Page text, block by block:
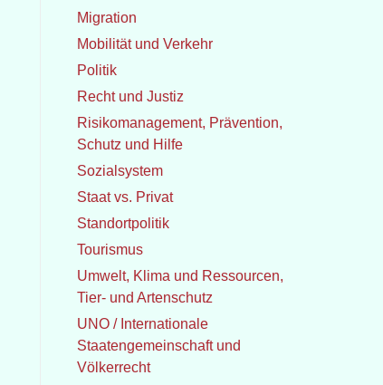
Migration
Mobilität und Verkehr
Politik
Recht und Justiz
Risikomanagement, Prävention,
Schutz und Hilfe
Sozialsystem
Staat vs. Privat
Standortpolitik
Tourismus
Umwelt, Klima und Ressourcen,
Tier- und Artenschutz
UNO / Internationale
Staatengemeinschaft und
Völkerrecht